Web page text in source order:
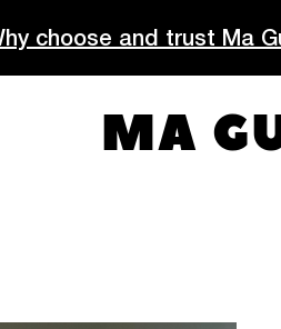
choose and trust Ma
MA